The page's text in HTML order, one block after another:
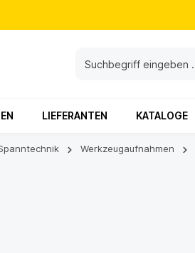
LIEFERANTEN KATALOGE
Werkzeugaufnahmen